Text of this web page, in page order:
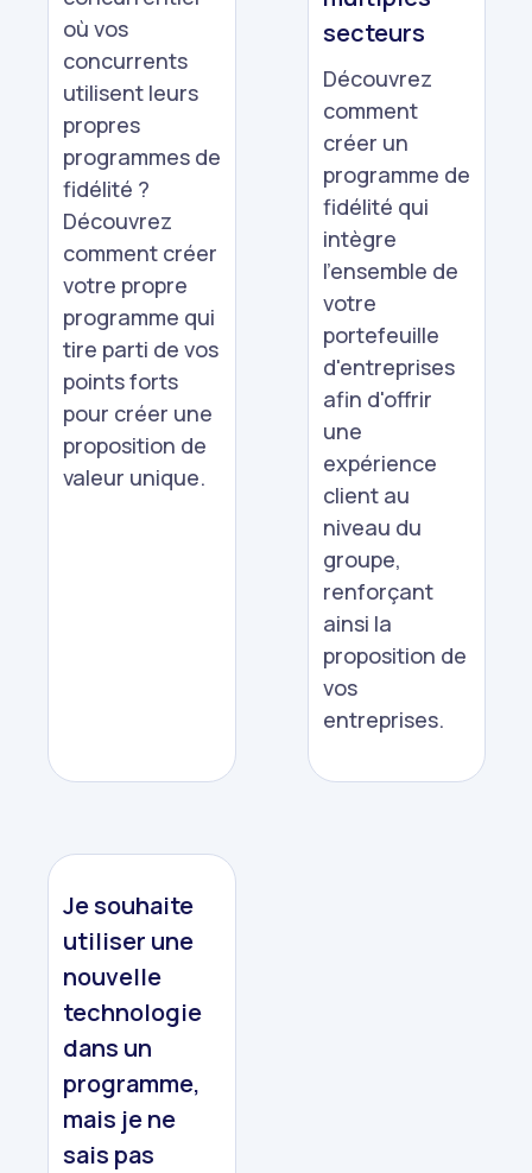
où vos
concurrents
utilisent leurs
propres
programmes de
fidélité ?
Découvrez
comment créer
votre propre
programme qui
tire parti de vos
points forts
pour créer une
proposition de
valeur unique.
secteurs
Découvrez
comment
créer un
programme de
fidélité qui
intègre
l'ensemble de
votre
portefeuille
d'entreprises
afin d'offrir
une
expérience
client au
niveau du
groupe,
renforçant
ainsi la
proposition de
vos
entreprises.
Je souhaite
utiliser une
nouvelle
technologie
dans un
programme,
mais je ne
sais pas